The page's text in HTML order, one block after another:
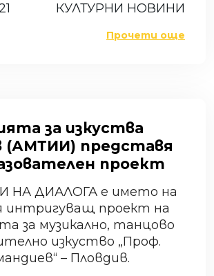
КУЛТУРНИ НОВИНИ
Прочети още
за изкуствa
(АМТИИ) представя
проект
НА ДИАЛОГА е името на
интригуващ проект на
за музикално, танцово
изкуство „Проф.
– Пловдив.